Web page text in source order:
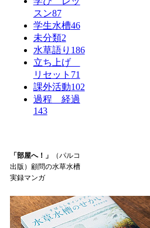
スン87
学生水槽46
未分類2
水草語り 186
立ち上げ
リセット 71
課外活動102
過程 経過
143
「部屋へ！」
（パルコ
出版）顧問の水草水槽
実録マンガ